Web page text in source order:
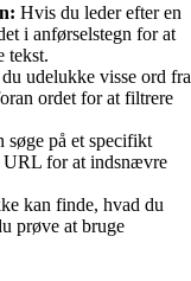
Hvis du leder efter en
i anførselstegn for at
tekst.
udelukke visse ord fra
ordet for at filtrere
søge på et specifikt
URL for at indsnævre
kan finde, hvad du
prøve at bruge